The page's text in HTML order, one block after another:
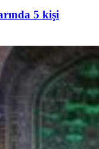
5 kişi